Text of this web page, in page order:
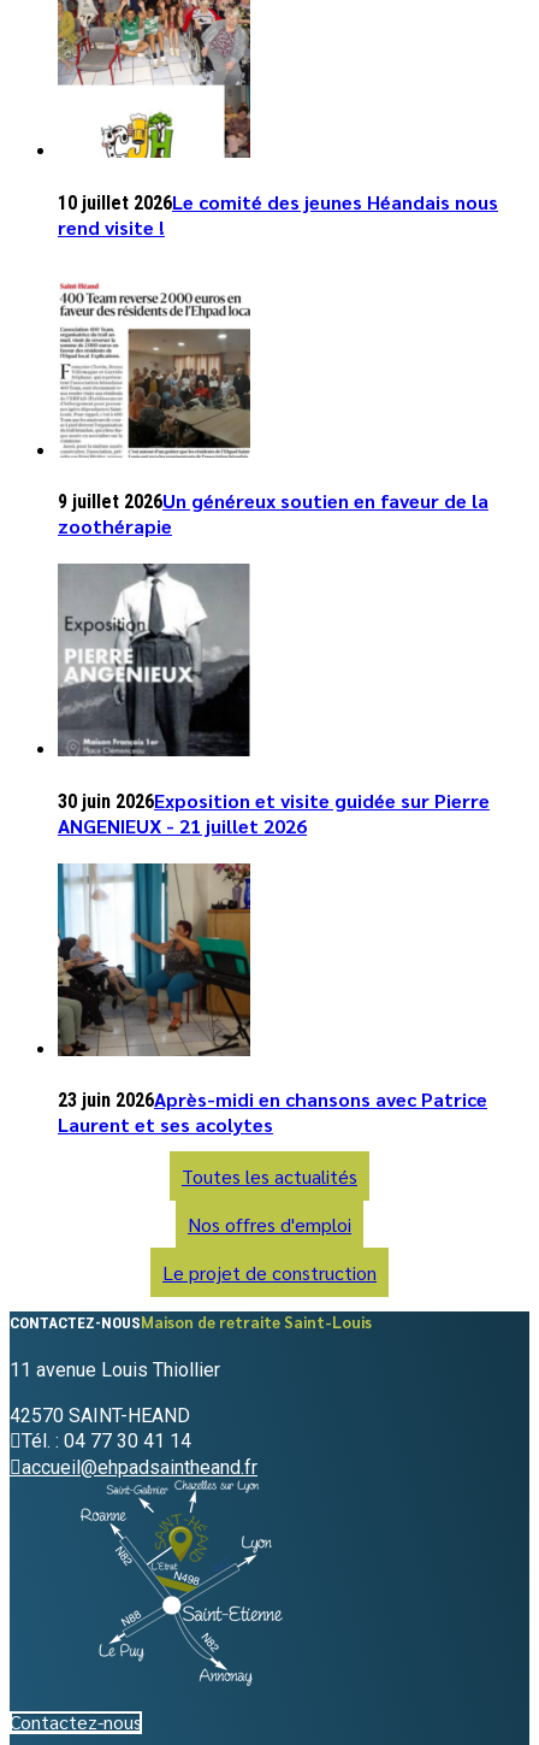
10 juillet 2026Le comité des jeunes Héandais nous
rend visite !
9 juillet 2026Un généreux soutien en faveur de la
zoothérapie
30 juin 2026Exposition et visite guidée sur Pierre
ANGENIEUX - 21 juillet 2026
23 juin 2026Après-midi en chansons avec Patrice
Laurent et ses acolytes
Toutes les actualités
Nos offres d'emploi
Le projet de construction
CONTACTEZ-NOUSMaison de retraite Saint-Louis
11 avenue Louis Thiollier
42570 SAINT-HEAND
Tél. : 04 77 30 41 14
accueil@ehpadsaintheand.fr
Contactez-nous